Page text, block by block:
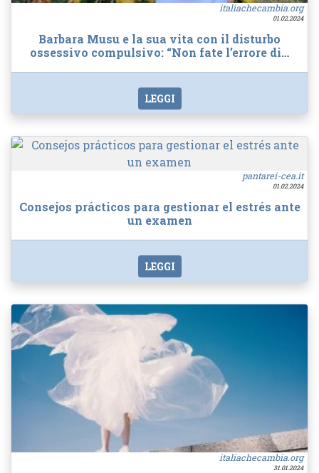
italiachecambia.org
01.02.2024
Barbara Musu e la sua vita con il disturbo
ossessivo compulsivo: “Non fate l’errore di…
LEGGI
pantarei-cea.it
01.02.2024
Consejos prácticos para gestionar el estrés ante
un examen
LEGGI
italiachecambia.org
31.01.2024